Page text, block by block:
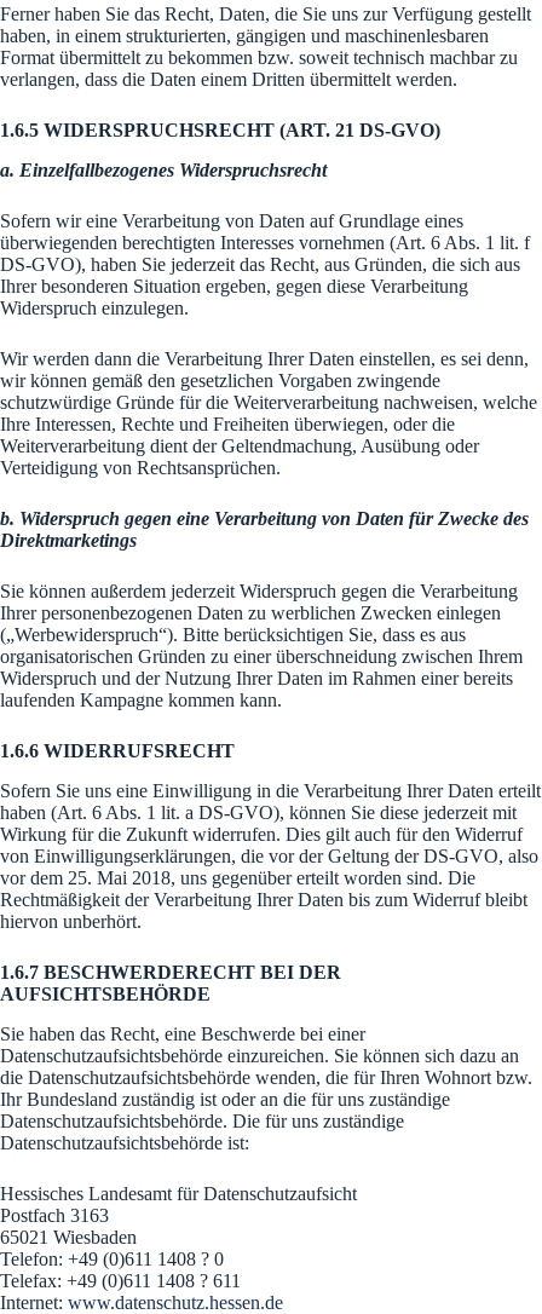
Ferner haben Sie das Recht, Daten, die Sie uns zur Verfügung gestellt
haben, in einem strukturierten, gängigen und maschinenlesbaren
Format übermittelt zu bekommen bzw. soweit technisch machbar zu
verlangen, dass die Daten einem Dritten übermittelt werden.
1.6.5 WIDERSPRUCHSRECHT (ART. 21 DS-GVO)
a. Einzelfallbezogenes Widerspruchsrecht
Sofern wir eine Verarbeitung von Daten auf Grundlage eines
überwiegenden berechtigten Interesses vornehmen (Art. 6 Abs. 1 lit. f
DS-GVO), haben Sie jederzeit das Recht, aus Gründen, die sich aus
Ihrer besonderen Situation ergeben, gegen diese Verarbeitung
Widerspruch einzulegen.
Wir werden dann die Verarbeitung Ihrer Daten einstellen, es sei denn,
wir können gemäß den gesetzlichen Vorgaben zwingende
schutzwürdige Gründe für die Weiterverarbeitung nachweisen, welche
Ihre Interessen, Rechte und Freiheiten überwiegen, oder die
Weiterverarbeitung dient der Geltendmachung, Ausübung oder
Verteidigung von Rechtsansprüchen.
b. Widerspruch gegen eine Verarbeitung von Daten für Zwecke des
Direktmarketings
Sie können außerdem jederzeit Widerspruch gegen die Verarbeitung
Ihrer personenbezogenen Daten zu werblichen Zwecken einlegen
(„Werbewiderspruch“). Bitte berücksichtigen Sie, dass es aus
organisatorischen Gründen zu einer überschneidung zwischen Ihrem
Widerspruch und der Nutzung Ihrer Daten im Rahmen einer bereits
laufenden Kampagne kommen kann.
1.6.6 WIDERRUFSRECHT
Sofern Sie uns eine Einwilligung in die Verarbeitung Ihrer Daten erteilt
haben (Art. 6 Abs. 1 lit. a DS-GVO), können Sie diese jederzeit mit
Wirkung für die Zukunft widerrufen. Dies gilt auch für den Widerruf
von Einwilligungserklärungen, die vor der Geltung der DS-GVO, also
vor dem 25. Mai 2018, uns gegenüber erteilt worden sind. Die
Rechtmäßigkeit der Verarbeitung Ihrer Daten bis zum Widerruf bleibt
hiervon unberhört.
1.6.7 BESCHWERDERECHT BEI DER
AUFSICHTSBEHÖRDE
Sie haben das Recht, eine Beschwerde bei einer
Datenschutzaufsichtsbehörde einzureichen. Sie können sich dazu an
die Datenschutzaufsichtsbehörde wenden, die für Ihren Wohnort bzw.
Ihr Bundesland zuständig ist oder an die für uns zuständige
Datenschutzaufsichtsbehörde. Die für uns zuständige
Datenschutzaufsichtsbehörde ist:
Hessisches Landesamt für Datenschutzaufsicht
Postfach 3163
65021 Wiesbaden
Telefon: +49 (0)611 1408 ? 0
Telefax: +49 (0)611 1408 ? 611
Internet: www.datenschutz.hessen.de